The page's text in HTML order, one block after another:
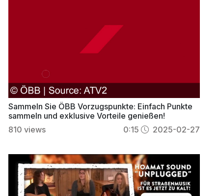
Sammeln Sie ÖBB Vorzugspunkte: Einfach Punkte
sammeln und exklusive Vorteile genießen!
810 views 0:15 2025-02-27